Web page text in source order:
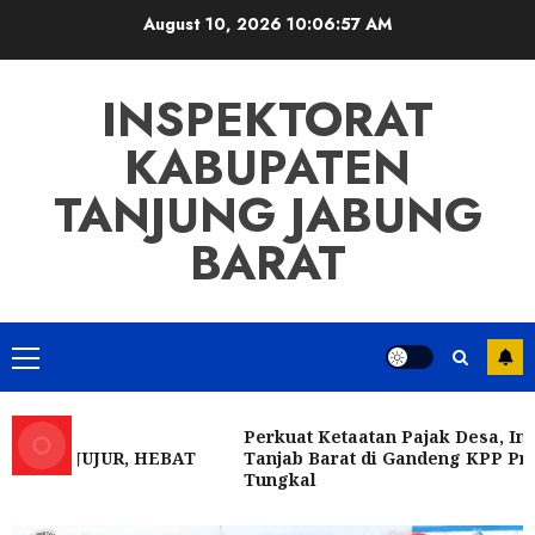
August 10, 2026 10:06:59 AM
INSPEKTORAT
KABUPATEN
TANJUNG JABUNG
BARAT
Primary
Menu
JUJUR, HEBAT
Perkuat Ketaatan Pajak Desa,
Tanjab Barat di Gandeng KPP
Tungkal
Inspektorat Tanjab Barat Ikuti
Sosialisasi Program Pariwara